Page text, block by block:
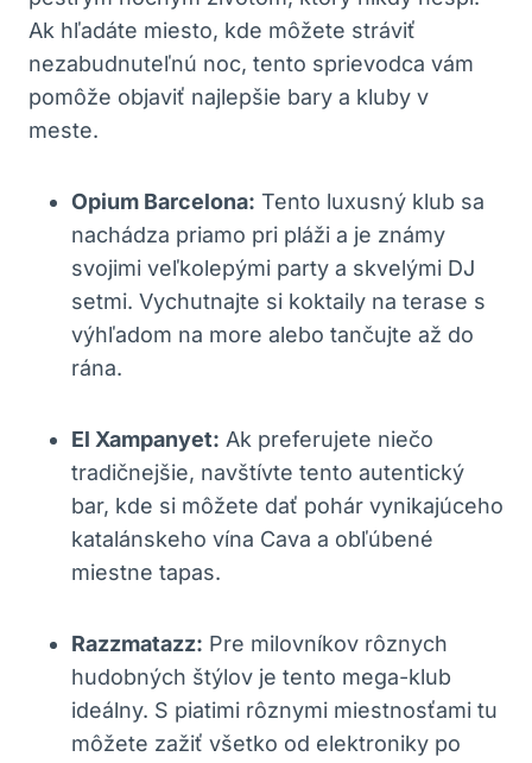
Ak hľadáte miesto, kde môžete stráviť
nezabudnuteľnú noc, tento sprievodca vám
pomôže objaviť najlepšie bary a kluby v
meste.
Opium Barcelona: Tento luxusný klub sa
nachádza priamo pri pláži a je známy
svojimi veľkolepými party a skvelými DJ
setmi. Vychutnajte si koktaily na terase s
výhľadom na more alebo tančujte až do
rána.
El Xampanyet: Ak preferujete niečo
tradičnejšie, navštívte tento autentický
bar, kde si môžete dať pohár vynikajúceho
katalánskeho vína Cava a obľúbené
miestne tapas.
Razzmatazz: Pre milovníkov rôznych
hudobných štýlov je tento mega-klub
ideálny. S piatimi rôznymi miestnosťami tu
môžete zažiť všetko od elektroniky po